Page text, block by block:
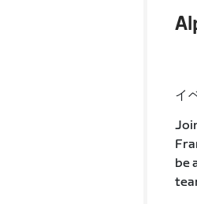
イ
be